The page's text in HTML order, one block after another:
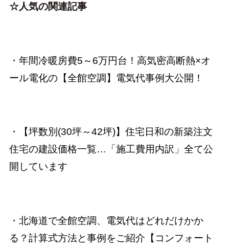
☆人気の関連記事
・ 年間冷暖房費5～6万円台！高気密高断熱×オ
ール電化の【全館空調】電気代事例大公開！
・
【坪数別(30坪～42坪)】住宅日和の新築注文
住宅の建設価格一覧…「施工費用内訳」全て公
開しています
・ 北海道で全館空調、電気代はどれだけかか
る？計算式方法と事例をご紹介【コンフォート